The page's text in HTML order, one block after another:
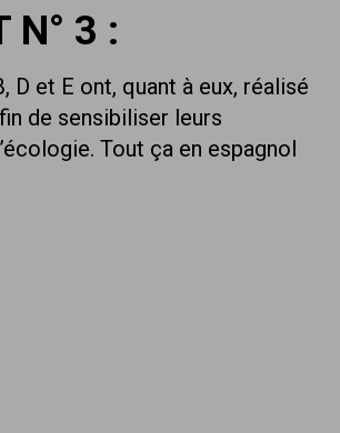
N° 3 :
D et E ont, quant à eux, réalisé
de sensibiliser leurs
Tout ça en espagnol